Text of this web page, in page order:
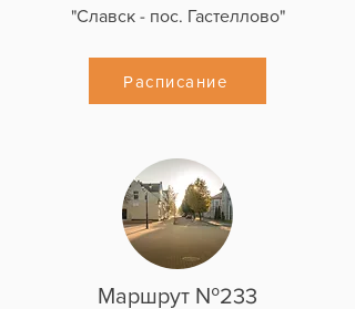
"Славск - пос. Гастеллово"
Расписание
Маршрут №233